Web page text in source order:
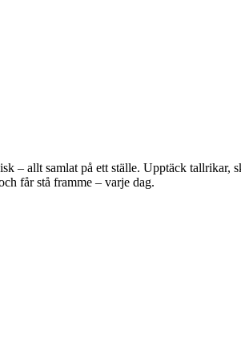
– allt samlat på ett ställe. Upptäck tallrikar,
får stå framme – varje dag.